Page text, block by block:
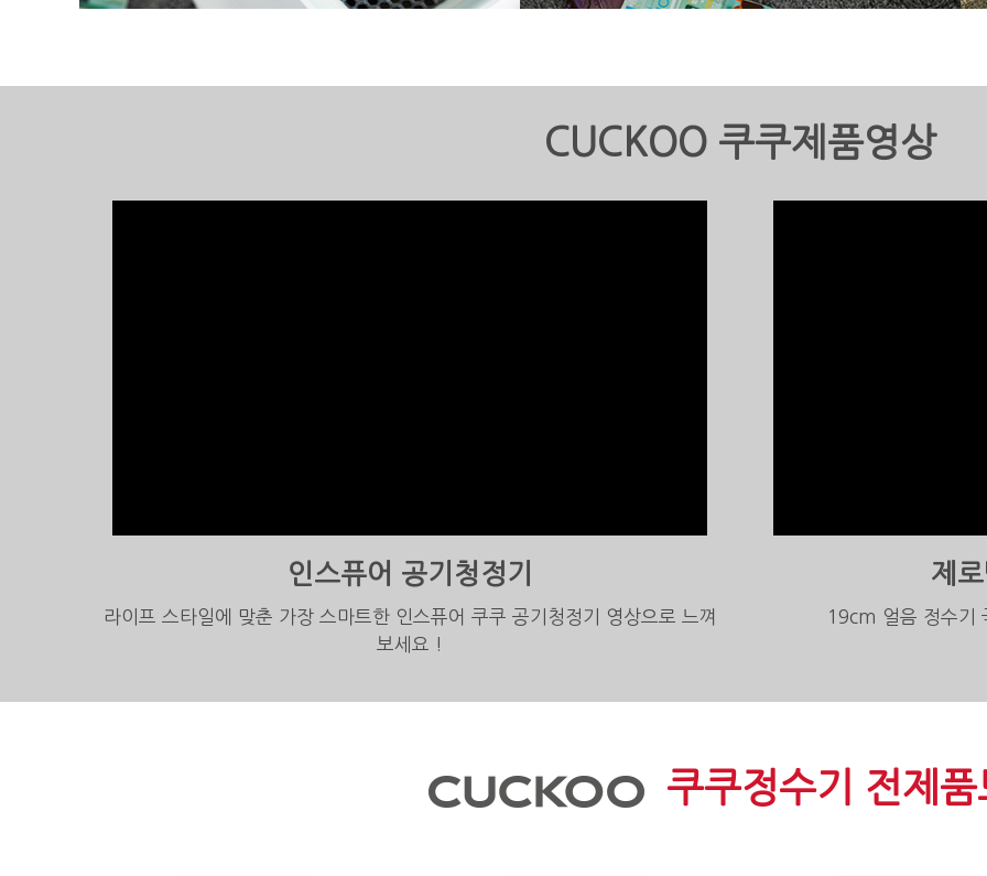
CUCKOO 쿠쿠제품영상
인스퓨어 공기청정기
라이프 스타일에 맞춘 가장 스마트한 인스퓨어 쿠쿠 공기청정기 영상으로 느껴
보세요 !
제
19cm 얼음 정수기
쿠쿠정수기 전제품